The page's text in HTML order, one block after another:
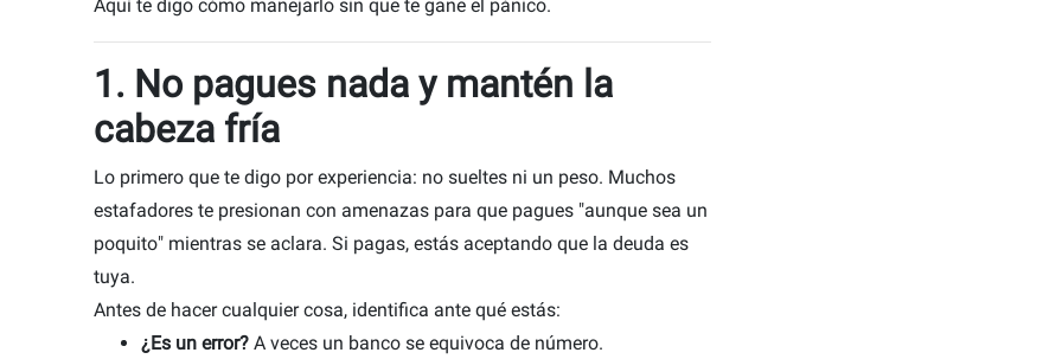
Aquí te digo cómo manejarlo sin que te gane el pánico.
1. No pagues nada y mantén la
cabeza fría
Lo primero que te digo por experiencia: no sueltes ni un peso. Muchos
estafadores te presionan con amenazas para que pagues "aunque sea un
poquito" mientras se aclara. Si pagas, estás aceptando que la deuda es
tuya.
Antes de hacer cualquier cosa, identifica ante qué estás:
¿Es un error? A veces un banco se equivoca de número.